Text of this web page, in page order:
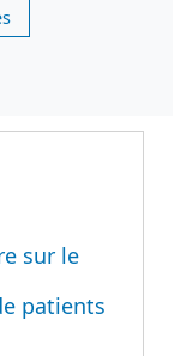
sur le
patients